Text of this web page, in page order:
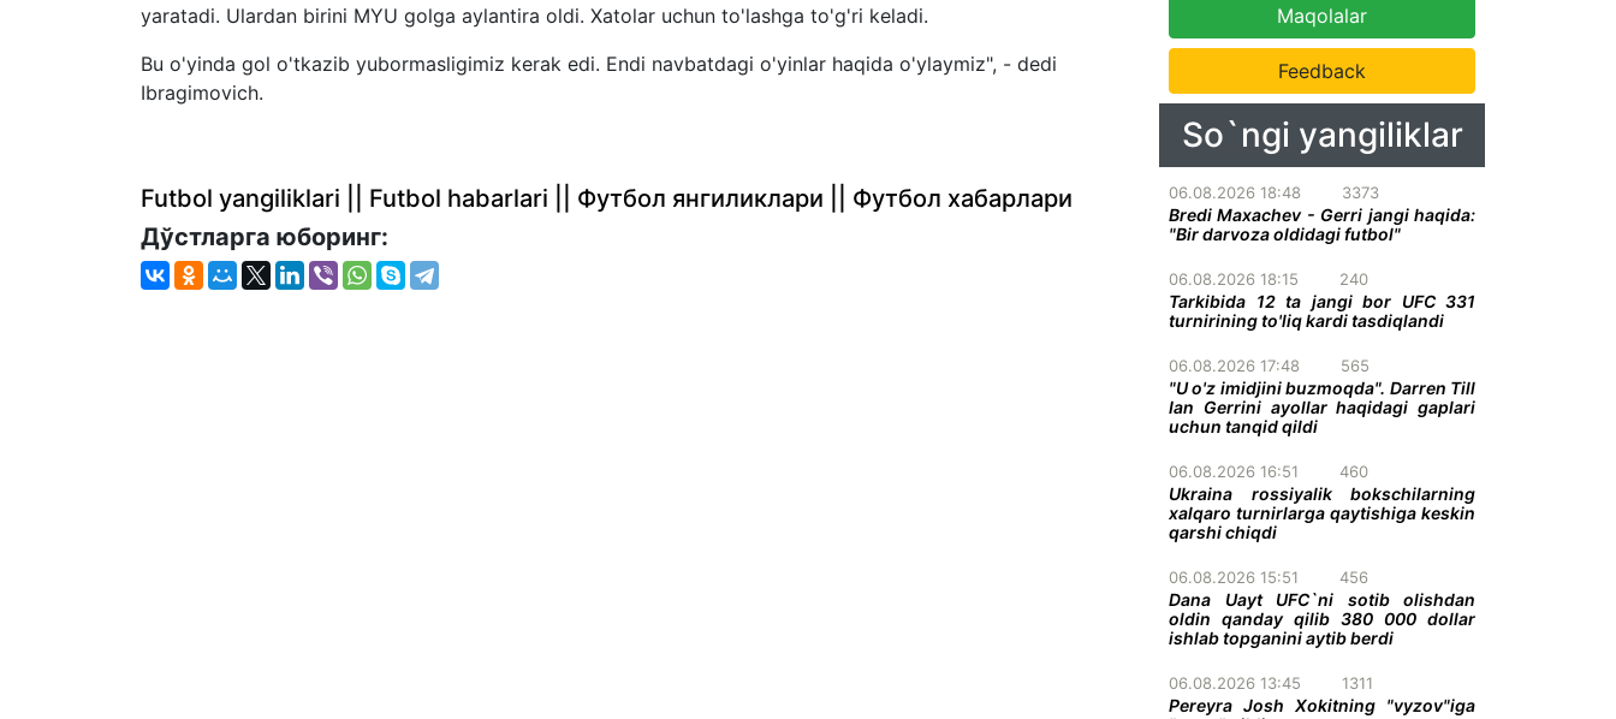
yaratadi. Ulardan birini MYU golga aylantira oldi. Xatolar uchun to'lashga to'g'ri keladi.
Bu o'yinda gol o'tkazib yubormasligimiz kerak edi. Endi navbatdagi o'yinlar haqida o'ylaymiz", - dedi
Ibragimovich.
Futbol yangiliklari || Futbol habarlari || Футбол янгиликлари || Футбол хабарлари
Дўстларга юборинг:
Maqolalar
Feedback
So`ngi yangiliklar
06.08.2026 18:48 3373
Bredi Maxachev - Gerri jangi haqida:
"Bir darvoza oldidagi futbol"
06.08.2026 18:15 240
Tarkibida 12 ta jangi bor UFC 331
turnirining to'liq kardi tasdiqlandi
06.08.2026 17:48 565
"U o'z imidjini buzmoqda". Darren Till
Ian Gerrini ayollar haqidagi gaplari
uchun tanqid qildi
06.08.2026 16:51 460
Ukraina rossiyalik bokschilarning
xalqaro turnirlarga qaytishiga keskin
qarshi chiqdi
06.08.2026 15:51 456
Dana Uayt UFC`ni sotib olishdan
oldin qanday qilib 380 000 dollar
ishlab topganini aytib berdi
06.08.2026 13:45 1311
Pereyra Josh Xokitning "vyzov"iga